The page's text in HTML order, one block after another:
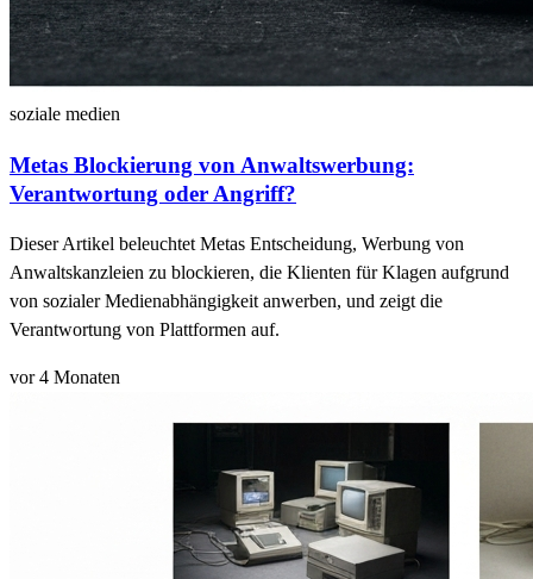
soziale medien
Metas Blockierung von Anwaltswerbung:
Verantwortung oder Angriff?
Dieser Artikel beleuchtet Metas Entscheidung, Werbung von
Anwaltskanzleien zu blockieren, die Klienten für Klagen aufgrund
von sozialer Medienabhängigkeit anwerben, und zeigt die
Verantwortung von Plattformen auf.
vor 4 Monaten